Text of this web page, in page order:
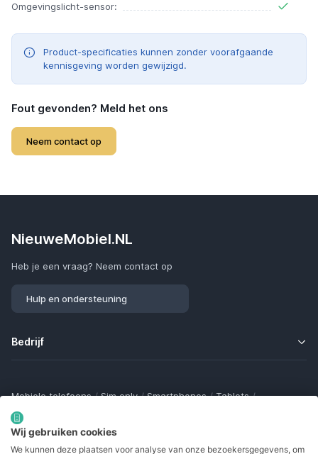
Omgevingslicht-sensor:
Product-specificaties kunnen zonder voorafgaande
kennisgeving worden gewijzigd.
Fout gevonden? Meld het ons
Neem contact op
NieuweMobiel.NL
Heb je een vraag? Neem contact op
Hulp en ondersteuning
Bedrijf
Mobiele telefoons / Sim only / Smartphones / Tablets /
Smartwatches
Bluetooth trackers / Opladers
Samsung Galaxy
Wij gebruiken cookies
We kunnen deze plaatsen voor analyse van onze bezoekersgegevens, om